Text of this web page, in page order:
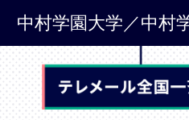
中村学園大学／中村